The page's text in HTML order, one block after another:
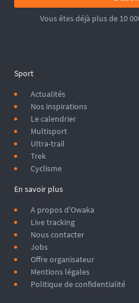
Vous êtes déjà plus de 10
Sport
Actualités
Nos inspirations
Le calendrier
Multisport
Ultra-trail
Trek
Cyclisme
En savoir plus
A propos d'Owaka
Live tracking
Nous contacter
Jobs
Offre organisateur
Mentions légales
Politique de confidentialité